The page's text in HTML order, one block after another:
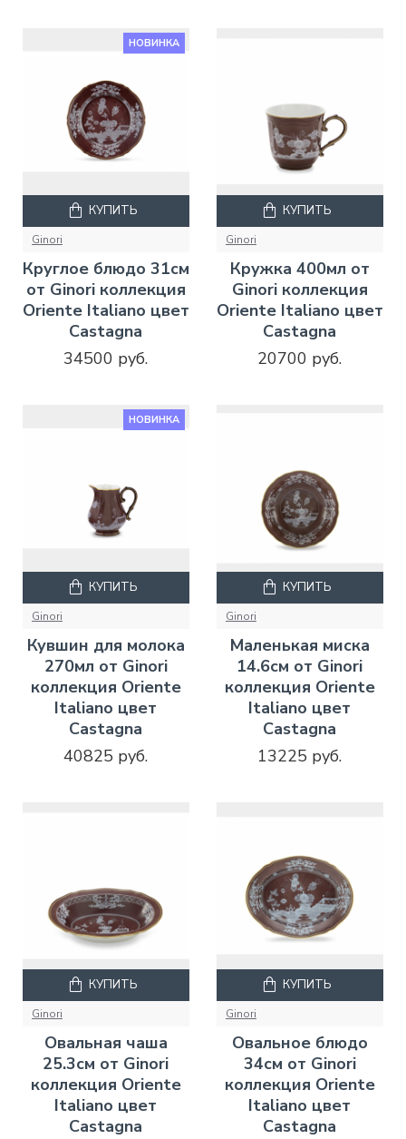
НОВИНКА
Ginori
Круглое блюдо 31см
от Ginori коллекция
Oriente Italiano цвет
Castagna
34500 руб.
КУПИТЬ
Ginori
Кружка 400мл от
Ginori коллекция
Oriente Italiano цвет
Castagna
20700 руб.
КУПИТЬ
НОВИНКА
Ginori
Кувшин для молока
270мл от Ginori
коллекция Oriente
Italiano цвет
Castagna
40825 руб.
КУПИТЬ
Ginori
Маленькая миска
14.6см от Ginori
коллекция Oriente
Italiano цвет
Castagna
13225 руб.
КУПИТЬ
Ginori
Овальная чаша
25.3см от Ginori
коллекция Oriente
Italiano цвет
Castagna
КУПИТЬ
Ginori
Овальное блюдо
34см от Ginori
коллекция Oriente
Italiano цвет
Castagna
КУПИТЬ